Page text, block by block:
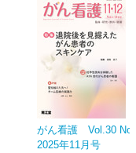
がん看護 Vol.30 No.6
2025年11月号